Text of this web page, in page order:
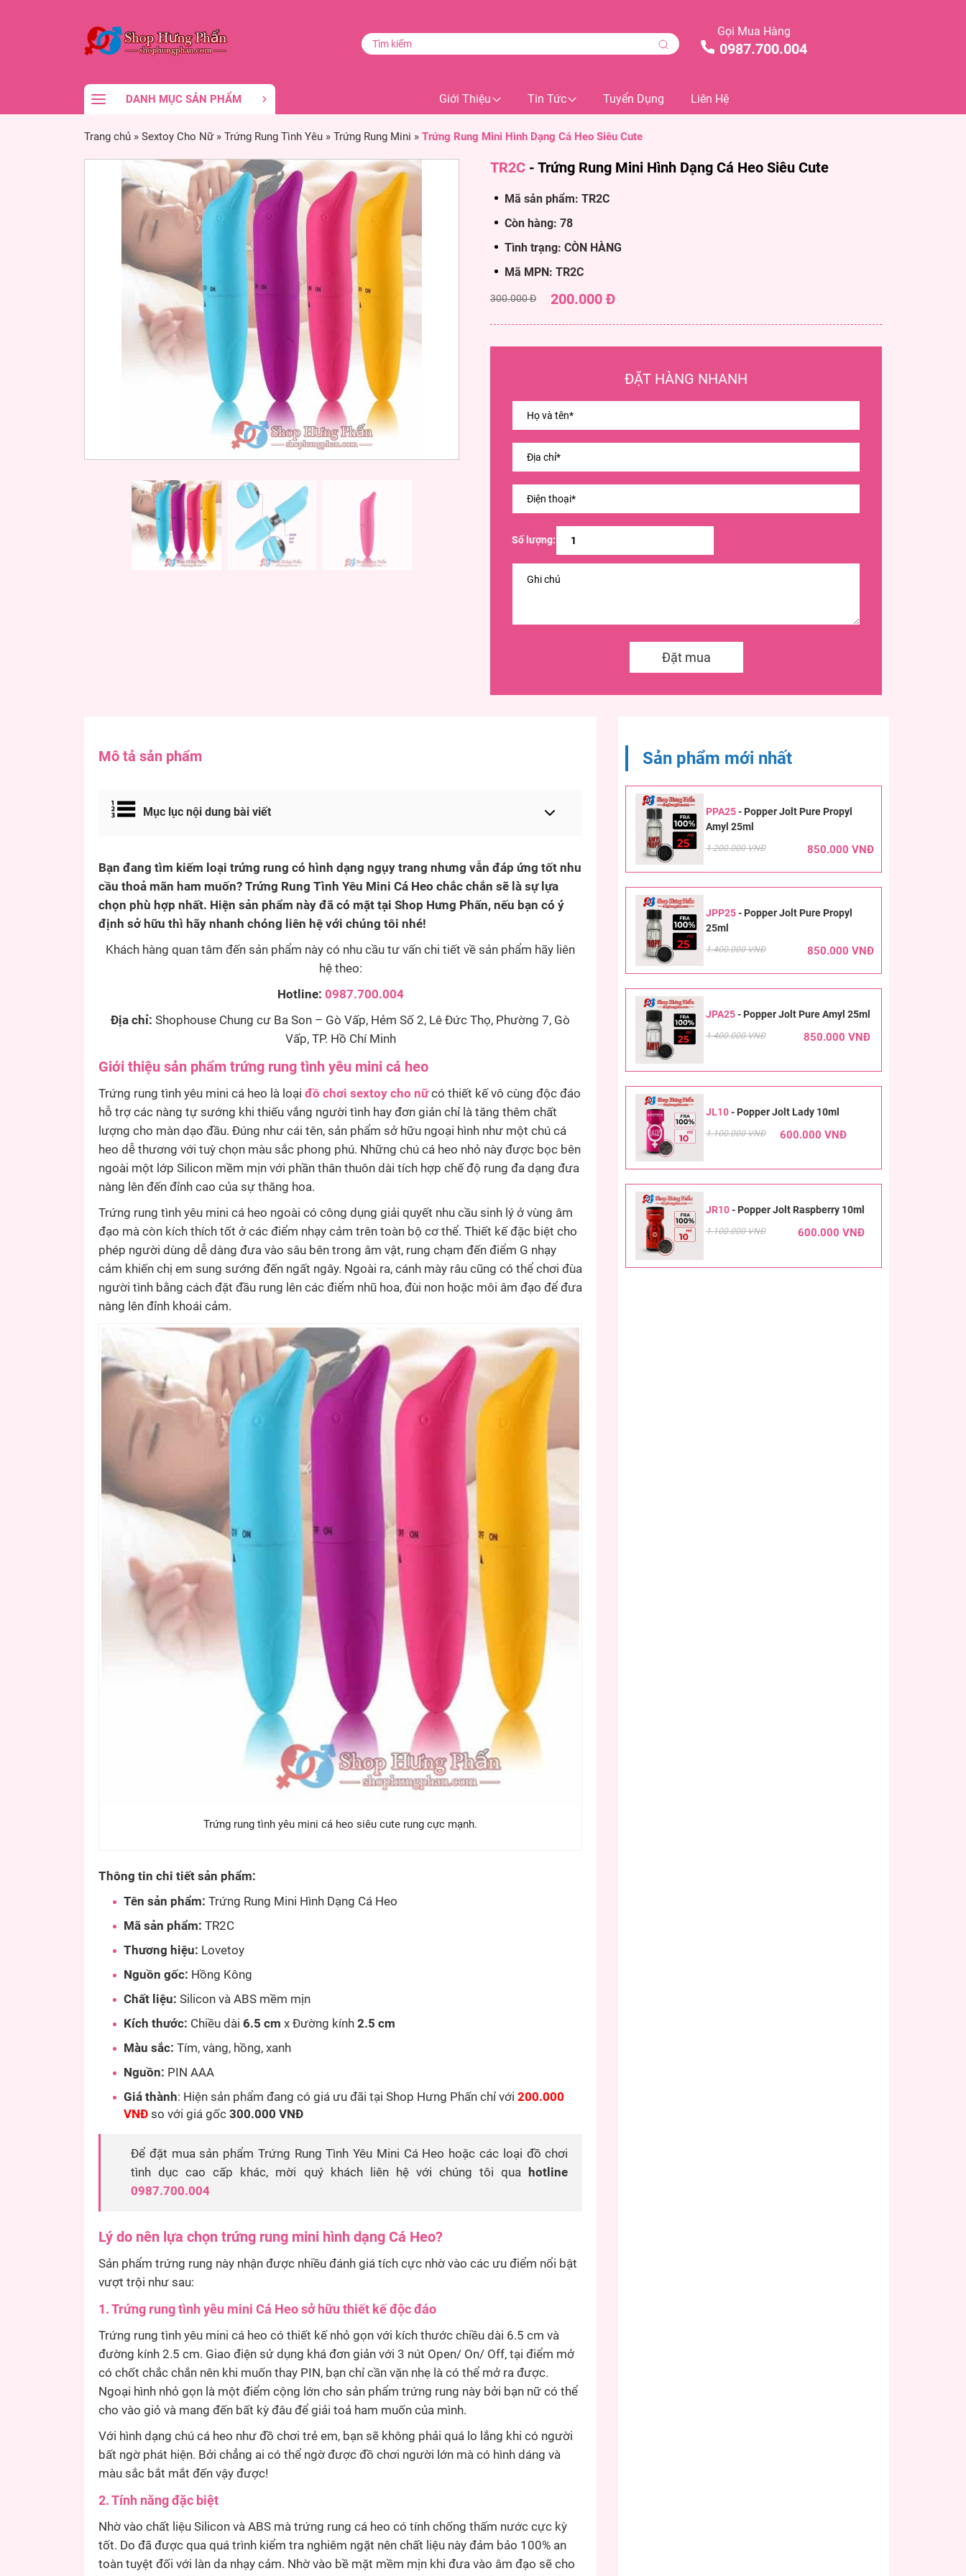
Gọi Mua Hàng
0987.700.004
DANH MỤC SẢN PHẨM Giới Thiệu Tin Tức Tuyển Dụng Liên Hệ
Trang chủ » Sextoy Cho Nữ» Trứng Rung Tình Yêu » Trứng Rung Mini » Trứng Rung Mini Hình Dạng Cá Heo Siêu Cute
TR2C - Trứng Rung Mini Hình Dạng Cá Heo Siêu Cute
Mã sản phẩm: TR2C
Còn hàng: 78
Tình trạng: CÒN HÀNG
Mã MPN: TR2C
300.000 Đ 200.000 Đ
ĐẶT HÀNG NHANH
Số lượng:
Đặt mua
Mô tả sản phẩm
Mục lục nội dung bài viết
Bạn đang tìm kiếm loại trứng rung có hình dạng ngụy trang nhưng vẫn đáp ứng tốt nhu
cầu thoả mãn ham muốn? Trứng Rung Tình Yêu Mini Cá Heo chắc chắn sẽ là sự lựa
chọn phù hợp nhất. Hiện sản phẩm này đã có mặt tại Shop Hưng Phấn, nếu bạn có ý
định sở hữu thì hãy nhanh chóng liên hệ với chúng tôi nhé!
Khách hàng quan tâm đến sản phẩm này có nhu cầu tư vấn chi tiết về sản phẩm hãy liên
hệ theo:
Hotline: 0987.700.004
Địa chỉ:Shophouse Chung cư Ba Son – Gò Vấp, Hẻm Số 2, Lê Đức Thọ, Phường 7, Gò
Vấp, TP. Hồ Chí Minh
Giới thiệu sản phẩm trứng rung tình yêu mini cá heo
Trứng rung tình yêu mini cá heo là loại đồ chơi sextoy cho nữcó thiết kế vô cùng độc đáo
hỗ trợ các nàng tự sướng khi thiếu vắng người tình hay đơn giản chỉ là tăng thêm chất
lượng cho màn dạo đầu. Đúng như cái tên, sản phẩm sở hữu ngoại hình như một chú cá
heo dễ thương với tuỳ chọn màu sắc phong phú. Những chú cá heo nhỏ này được bọc bên
ngoài một lớp Silicon mềm mịn với phần thân thuôn dài tích hợp chế độ rung đa dạng đưa
nàng lên đến đỉnh cao của sự thăng hoa.
Trứng rung tình yêu mini cá heo ngoài có công dụng giải quyết nhu cầu sinh lý ở vùng âm
đạo mà còn kích thích tốt ở các điểm nhạy cảm trên toàn bộ cơ thể. Thiết kế đặc biệt cho
phép người dùng dễ dàng đưa vào sâu bên trong âm vật, rung chạm đến điểm G nhạy
cảm khiến chị em sung sướng đến ngất ngây. Ngoài ra, cánh mày râu cũng có thể chơi đùa
người tình bằng cách đặt đầu rung lên các điểm nhũ hoa, đùi non hoặc môi âm đạo để đưa
nàng lên đỉnh khoái cảm.
Trứng rung tình yêu mini cá heo siêu cute rung cực mạnh.
Thông tin chi tiết sản phẩm:
Tên sản phẩm: Trứng Rung Mini Hình Dạng Cá Heo
Mã sản phẩm: TR2C
Thương hiệu: Lovetoy
Nguồn gốc: Hồng Kông
Chất liệu: Silicon và ABS mềm mịn
Kích thước: Chiều dài 6.5 cm x Đường kính 2.5 cm
Màu sắc: Tím, vàng, hồng, xanh
Nguồn: PIN AAA
Giá thành: Hiện sản phẩm đang có giá ưu đãi tại Shop Hưng Phấn chỉ với 200.000
VNĐ so với giá gốc 300.000 VNĐ
Để đặt mua sản phẩm Trứng Rung Tình Yêu Mini Cá Heo hoặc các loại đồ chơi
tình dục cao cấp khác, mời quý khách liên hệ với chúng tôi qua
hotline
0987.700.004
Lý do nên lựa chọn trứng rung mini hình dạng Cá Heo?
Sản phẩm trứng rung này nhận được nhiều đánh giá tích cực nhờ vào các ưu điểm nổi bật
vượt trội như sau:
1.Trứng rung tình yêu mini Cá Heo sở hữu thiết kế độc đáo
Trứng rung tình yêu mini cá heo có thiết kế nhỏ gọn với kích thước chiều dài 6.5 cm và
đường kính 2.5 cm. Giao điện sử dụng khá đơn giản với 3 nút Open/ On/ Off, tại điểm mở
có chốt chắc chắn nên khi muốn thay PIN, bạn chỉ cần vặn nhẹ là có thể mở ra được.
Ngoại hình nhỏ gọn là một điểm cộng lớn cho sản phẩm trứng rung này bởi bạn nữ có thể
cho vào giỏ và mang đến bất kỳ đâu để giải toả ham muốn của mình.
Với hình dạng chú cá heo như đồ chơi trẻ em, bạn sẽ không phải quá lo lắng khi có người
bất ngờ phát hiện. Bởi chẳng ai có thể ngờ được đồ chơi người lớn mà có hình dáng và
màu sắc bắt mắt đến vậy được!
2. Tính năng đặc biệt
Nhờ vào chất liệu Silicon và ABS mà trứng rung cá heo có tính chống thấm nước cực kỳ
tốt. Do đã được qua quá trình kiểm tra nghiêm ngặt nên chất liệu này đảm bảo 100% an
toàn tuyệt đối với làn da nhạy cảm. Nhờ vào bề mặt mềm mịn khi đưa vào âm đạo sẽ cho
Sản phẩm mới nhất
PPA25- Popper Jolt Pure Propyl
Amyl 25ml
1.200.000 VNĐ 850.000 VNĐ
JPP25- Popper Jolt Pure Propyl
25ml
1.400.000 VNĐ 850.000 VNĐ
JPA25- Popper Jolt Pure Amyl 25ml
1.400.000 VNĐ 850.000 VNĐ
JL10- Popper Jolt Lady 10ml
1.100.000 VNĐ 600.000 VNĐ
JR10- Popper Jolt Raspberry 10ml
1.100.000 VNĐ 600.000 VNĐ